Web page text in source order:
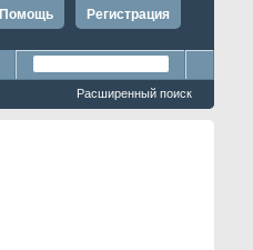
Регистрация
Помощь
Расширенный поиск